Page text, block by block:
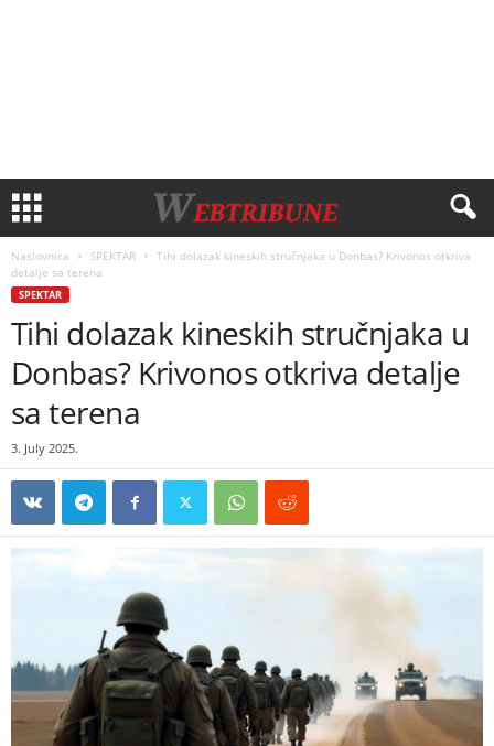
Naslovnica SPEKTAR
Tihi dolazak kineskih stručnjaka u Donbas? Krivonos otkriva
detalje sa terena
SPEKTAR
Tihi dolazak kineskih stručnjaka u
Donbas? Krivonos otkriva detalje
sa terena
3. July 2025.